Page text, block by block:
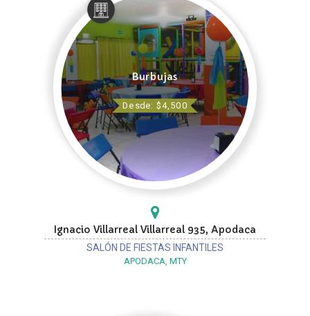
Burbujas
Desde: $4,500
Ignacio Villarreal Villarreal 935, Apodaca
SALÓN DE FIESTAS INFANTILES
APODACA, MTY